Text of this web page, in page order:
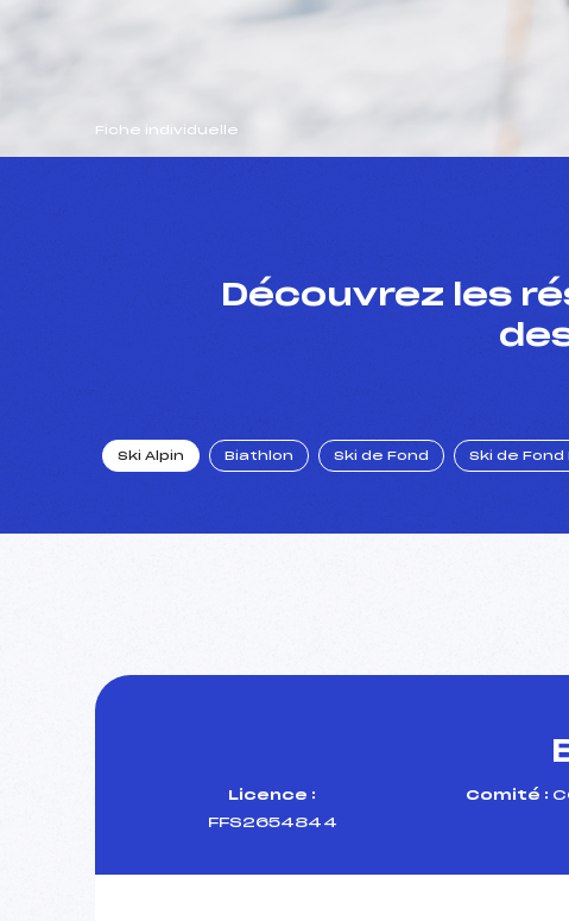
Fiche individuelle
Découvrez les
Ski Alpin Biathlon Ski de Fond Ski de Fond
Licence :
FFS2654844
Comité :